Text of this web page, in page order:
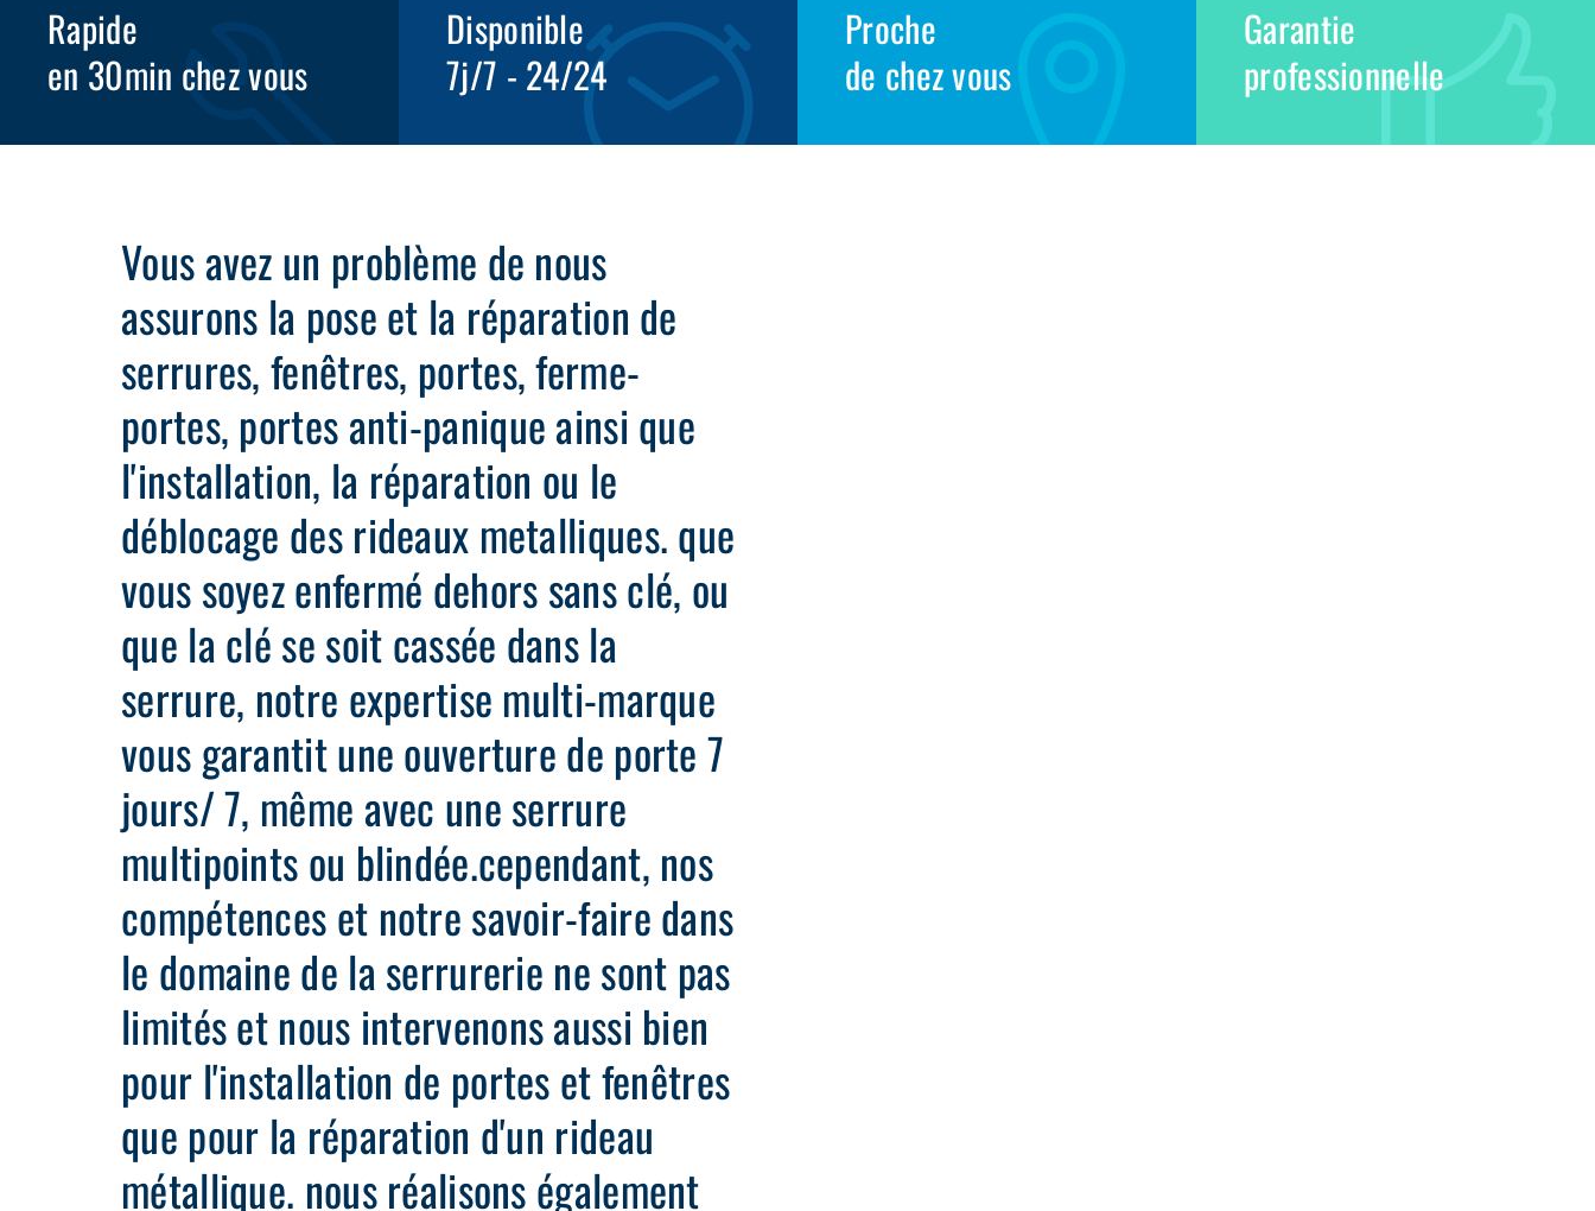
Rapide
en 30min chez vous
Disponible
7j/7 - 24/24
Proche
de chez vous
Garantie
professionnelle
Vous avez un problème de nous
assurons la pose et la réparation de
serrures, fenêtres, portes, ferme-
portes, portes anti-panique ainsi que
l'installation, la réparation ou le
déblocage des rideaux metalliques. que
vous soyez enfermé dehors sans clé, ou
que la clé se soit cassée dans la
serrure, notre expertise multi-marque
vous garantit une ouverture de porte 7
jours/ 7, même avec une serrure
multipoints ou blindée.cependant, nos
compétences et notre savoir-faire dans
le domaine de la serrurerie ne sont pas
limités et nous intervenons aussi bien
pour l'installation de portes et fenêtres
que pour la réparation d'un rideau
métallique. nous réalisons également